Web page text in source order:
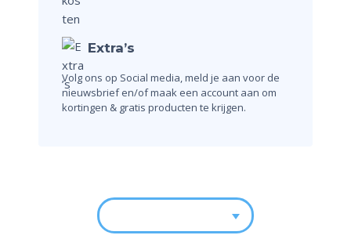
Extra’s
Volg ons op Social media, meld je aan voor de
nieuwsbrief en/of maak een account aan om
kortingen & gratis producten te krijgen.